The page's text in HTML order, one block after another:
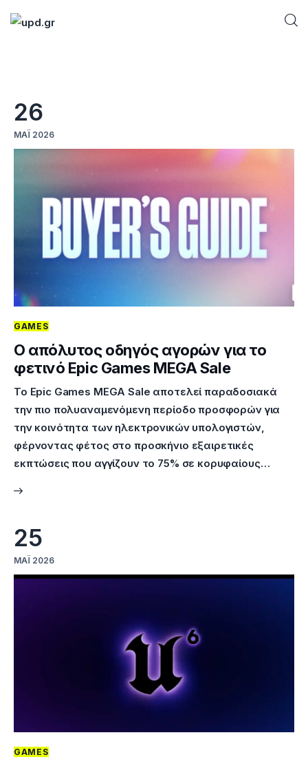
Futuring
AI news
How To
Blog
26
ΜΆΙ 2026
GAMES
Ο απόλυτος οδηγός αγορών για το
φετινό Epic Games MEGA Sale
Το Epic Games MEGA Sale αποτελεί παραδοσιακά
την πιο πολυαναμενόμενη περίοδο προσφορών για
την κοινότητα των ηλεκτρονικών υπολογιστών,
φέρνοντας φέτος στο προσκήνιο εξαιρετικές
εκπτώσεις που αγγίζουν το 75% σε κορυφαίους…
25
ΜΆΙ 2026
GAMES